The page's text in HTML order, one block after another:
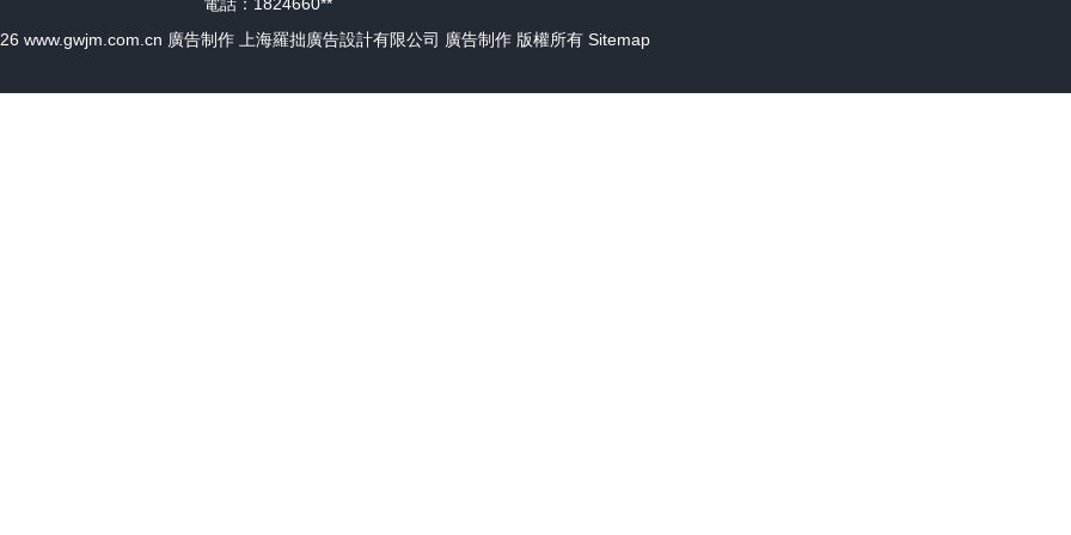
www.gwjm.com.cn 廣告制作 上海羅拙廣告設計有限公司 廣告制作版權所有 Sitemap